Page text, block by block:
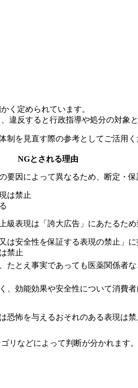
く定められています。
違反すると行政指導や処分の対象
を見直す際の参考としてご活用く
NGとされる理由
要因によって異なるため、断定・
は禁止
級表現は「誇大広告」にあたるため
は安全性を保証する表現の禁止」に
禁止
たとえ事実であっても医薬関係者
、効能効果や安全性について消費
恐怖を与えるおそれのある表現は禁
リなどによって判断が分かれます。